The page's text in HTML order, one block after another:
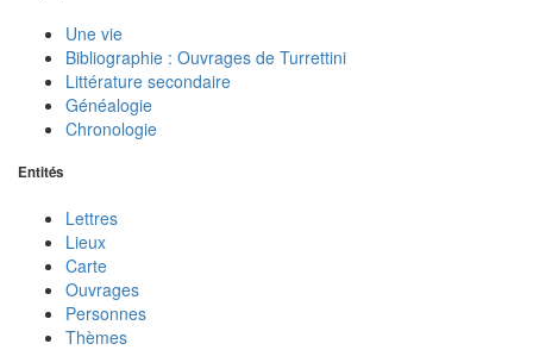
Une vie
Bibliographie : Ouvrages de Turrettini
Littérature secondaire
Généalogie
Chronologie
Entités
Lettres
Lieux
Carte
Ouvrages
Personnes
Thèmes